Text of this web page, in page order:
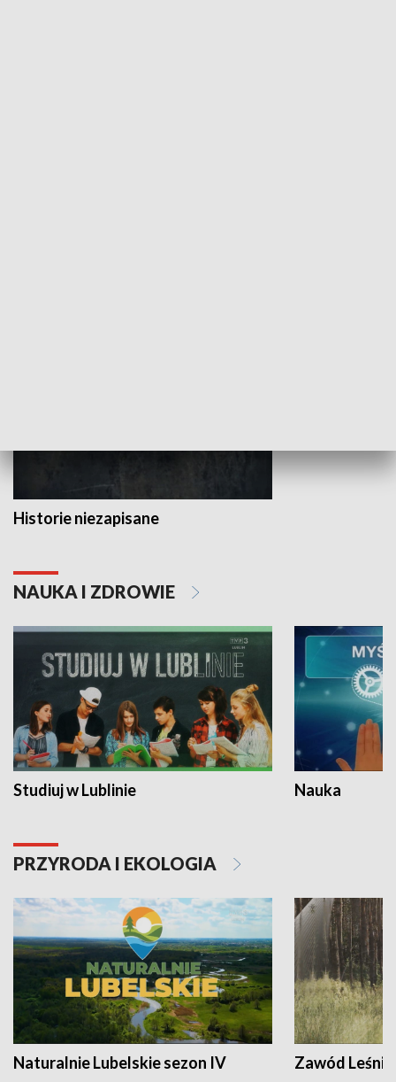
Historie niezapisane
NAUKA I ZDROWIE
Studiuj w Lublinie Nauka
PRZYRODA I EKOLOGIA
Naturalnie Lubelskie sezon IV Zawód Leśnik